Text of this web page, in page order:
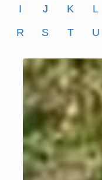
I
J K L
R
S T U